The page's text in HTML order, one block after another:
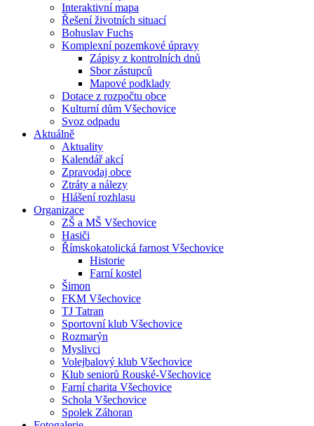
Interaktivní mapa
Řešení životních situací
Bohuslav Fuchs
Komplexní pozemkové úpravy
Zápisy z kontrolních dnů
Sbor zástupců
Mapové podklady
Dotace z rozpočtu obce
Kulturní dům Všechovice
Svoz odpadu
Aktuálně
Aktuality
Kalendář akcí
Zpravodaj obce
Ztráty a nálezy
Hlášení rozhlasu
Organizace
ZŠ a MŠ Všechovice
Hasiči
Římskokatolická farnost Všechovice
Historie
Farní kostel
Šimon
FKM Všechovice
TJ Tatran
Sportovní klub Všechovice
Rozmarýn
Myslivci
Volejbalový klub Všechovice
Klub seniorů Rouské-Všechovice
Farní charita Všechovice
Schola Všechovice
Spolek Záhoran